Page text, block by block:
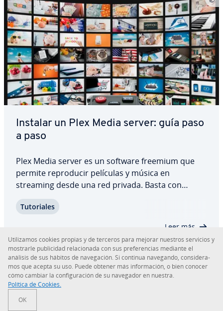
Instalar un Plex Media server: guía paso
a paso
Plex Media server es un software freemium que
permite re­pro­du­cir películas y música en
streaming desde una red privada. Basta con
doméstica para poder acceder a tu contenido
Tu­to­ria­les
Leer más
Sobre IONOS
Sala de prensa
Uti­li­za­mos cookies propias y de terceros para mejorar nuestros servicios y
mostrarle pu­bli­ci­dad re­la­cio­na­da con sus pre­fe­re­n­cias mediante el
análisis de sus hábitos de na­ve­ga­ción. Si continua navegando, co­n­si­de­ra­
mos que acepta su uso. Puede obtener más in­fo­r­ma­ción, o bien conocer
cómo cambiar la co­n­fi­gu­ra­ción de su navegador en nuestra.
Política de Cookies.
OK